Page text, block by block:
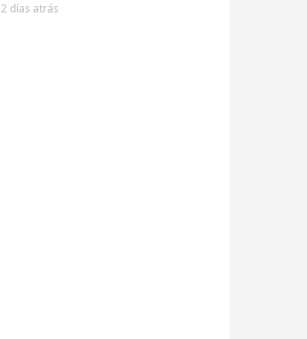
2 días atrás